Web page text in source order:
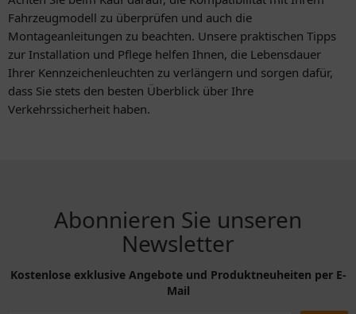
Fahrzeugmodell zu überprüfen und auch die
Montageanleitungen zu beachten. Unsere praktischen Tipps
zur Installation und Pflege helfen Ihnen, die Lebensdauer
Ihrer Kennzeichenleuchten zu verlängern und sorgen dafür,
dass Sie stets den besten Überblick über Ihre
Verkehrssicherheit haben.
Abonnieren Sie unseren
Newsletter
Kostenlose exklusive Angebote und Produktneuheiten per E-
Mail